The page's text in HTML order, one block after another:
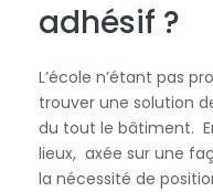
adhésif ?
L’école n’étant pas
trouver une solution
du tout le bâtiment.
lieux, axée sur une
la nécessité de